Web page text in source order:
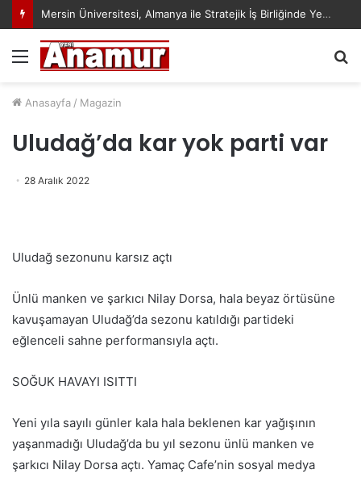
Mersin Üniversitesi, Almanya ile Stratejik İş Birliğinde Yeni Dönem Başlattı
Menü
Anasayfa / Magazin
Uludağ’da kar yok parti var
28 Aralık 2022
Uludağ sezonunu karsız açtı
Ünlü manken ve şarkıcı Nilay Dorsa, hala beyaz örtüsüne
kavuşamayan Uludağ’da sezonu katıldığı partideki
eğlenceli sahne performansıyla açtı.
SOĞUK HAVAYI ISITTI
Yeni yıla sayılı günler kala hala beklenen kar yağışının
yaşanmadığı Uludağ’da bu yıl sezonu ünlü manken ve
şarkıcı Nilay Dorsa açtı. Yamaç Cafe’nin sosyal medya